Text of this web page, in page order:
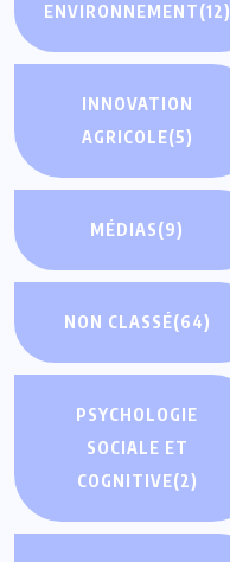
ENVIRONNEMENT(12)
INNOVATION
AGRICOLE(5)
MÉDIAS(9)
NON CLASSÉ(64)
PSYCHOLOGIE
SOCIALE ET
COGNITIVE(2)